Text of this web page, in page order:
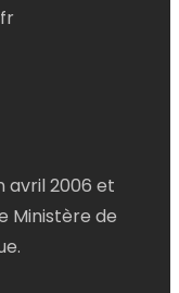
avril 2006 et
Ministère de